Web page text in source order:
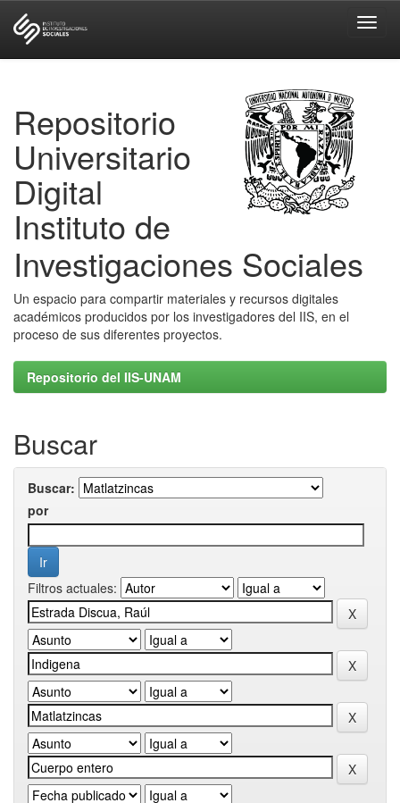
Repositorio
Universitario
Digital
Instituto de
Investigaciones Sociales
Un espacio para compartir materiales y recursos digitales
académicos producidos por los investigadores del IIS, en el
proceso de sus diferentes proyectos.
Repositorio del IIS-UNAM
Buscar
Buscar:
por
Filtros actuales: